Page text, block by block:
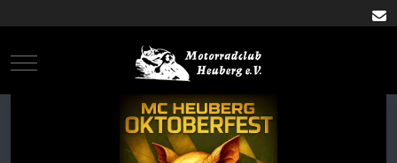
Mobile Menu Toggle